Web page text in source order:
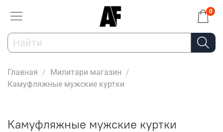
0
Главная
Милитари магазин
Камуфляжные мужские куртки
Камуфляжные мужские куртки